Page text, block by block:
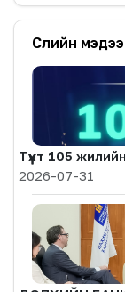
Сүүлийн мэдээ
Түүхт 105
2026-07-31